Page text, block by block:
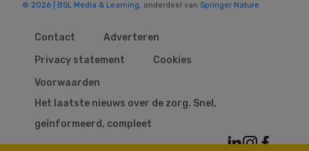
© 2026 | BSL Media & Learning, onderdeel van Springer Nature
Contact
Adverteren
Privacy statement
Cookies
Voorwaarden
Het laatste nieuws over de zorg. Snel,
geïnformeerd, compleet